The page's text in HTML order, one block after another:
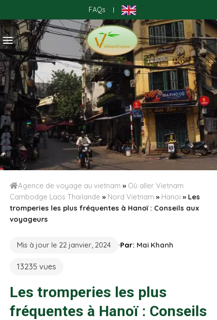
to
content
FAQs |
Agence de voyage au vietnam » Où aller Vietnam
Cambodge Laos Thaïlande » Nord Vietnam » Hanoi » Les
tromperies les plus fréquentes à Hanoï : Conseils aux
voyageurs
Mis à jour le 22 janvier, 2024 Par: Mai Khanh
13235 vues
Les tromperies les plus
fréquentes à Hanoï : Conseils